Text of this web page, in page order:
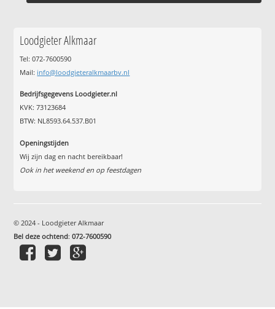
Loodgieter Alkmaar
Tel: 072-7600590
Mail: info@loodgieteralkmaarbv.nl
Bedrijfsgegevens Loodgieter.nl
KVK: 73123684
BTW: NL8593.64.537.B01
Openingstijden
Wij zijn dag en nacht bereikbaar!
Ook in het weekend en op feestdagen
© 2024 - Loodgieter Alkmaar
Bel deze ochtend:072-7600590